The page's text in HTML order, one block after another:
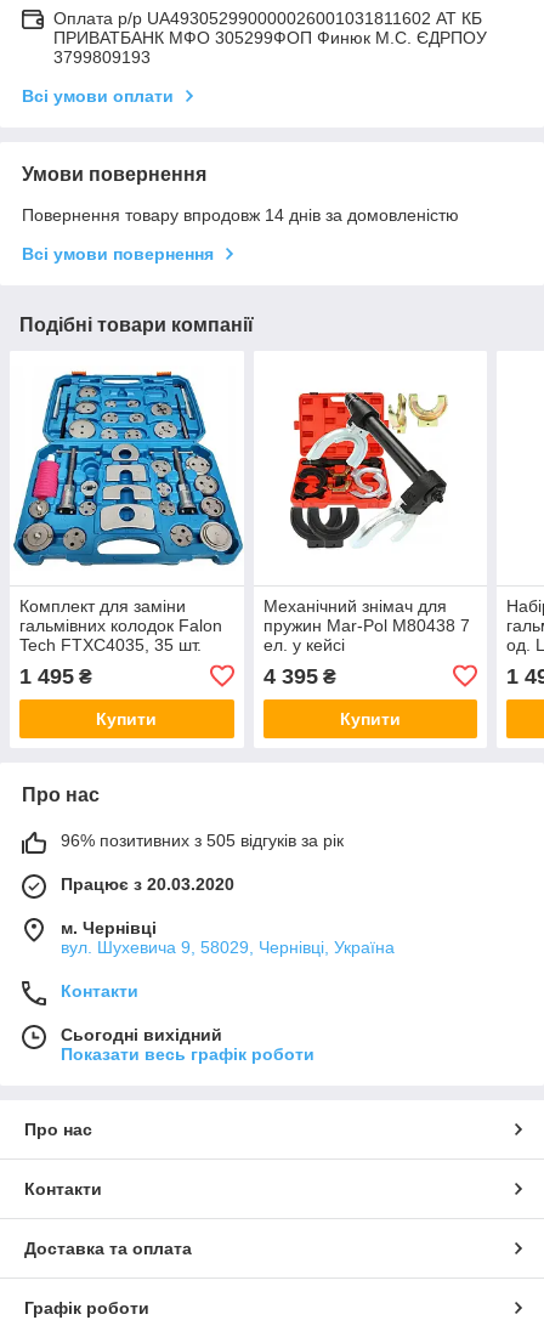
Оплата р/р UA493052990000026001031811602 АТ КБ
ПРИВАТБАНК МФО 305299ФОП Финюк М.С. ЄДРПОУ
3799809193
Всі умови оплати
Умови повернення
Повернення товару впродовж 14 днів за домовленістю
Всі умови повернення
Подібні товари компанії
Комплект для заміни
гальмівних колодок Falon
Tech FTXC4035, 35 шт.
1 495 ₴
Купити
Механічний знімач для
пружин Mar-Pol M80438 7
ел. у кейсі
4 395₴
Купити
од.
1
Про нас
96% позитивних з 505 відгуків за рік
Працює з 20.03.2020
м. Чернівці
вул. Шухевича 9, 58029, Чернівці, Україна
Контакти
Сьогодні вихідний
Показати весь графік роботи
Про нас
Контакти
Доставка та оплата
Графік роботи